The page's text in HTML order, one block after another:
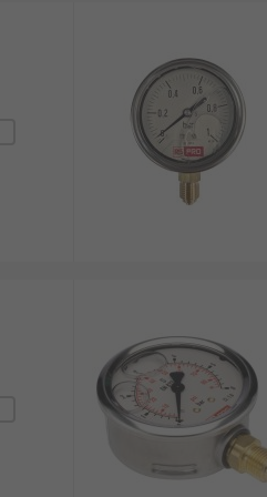
Anwendung.
mit
Werktag sowie zum